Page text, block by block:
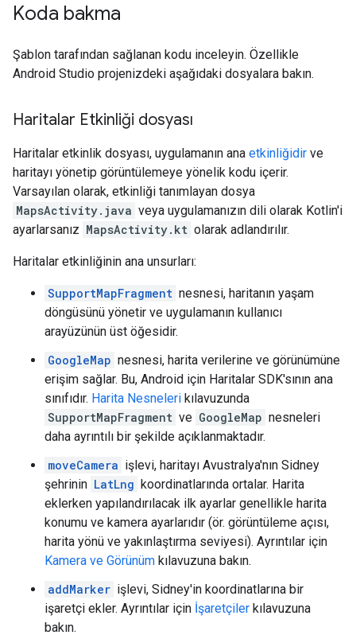
Koda bakma
Şablon tarafından sağlanan kodu inceleyin. Özellikle
Android Studio projenizdeki aşağıdaki dosyalara bakın.
Haritalar Etkinliği dosyası
Haritalar etkinlik dosyası, uygulamanın ana etkinliğidir ve
haritayı yönetip görüntülemeye yönelik kodu içerir.
Varsayılan olarak, etkinliği tanımlayan dosya
MapsActivity.java veya uygulamanızın dili olarak Kotlin'i
ayarlarsanız MapsActivity.kt olarak adlandırılır.
Haritalar etkinliğinin ana unsurları:
SupportMapFragment nesnesi, haritanın yaşam
döngüsünü yönetir ve uygulamanın kullanıcı
arayüzünün üst öğesidir.
GoogleMap nesnesi, harita verilerine ve görünümüne
erişim sağlar. Bu, Android için Haritalar SDK'sının ana
sınıfıdır. Harita Nesneleri kılavuzunda
SupportMapFragment ve GoogleMap nesneleri
daha ayrıntılı bir şekilde açıklanmaktadır.
moveCamera işlevi, haritayı Avustralya'nın Sidney
şehrinin LatLng koordinatlarında ortalar. Harita
eklerken yapılandırılacak ilk ayarlar genellikle harita
konumu ve kamera ayarlarıdır (ör. görüntüleme açısı,
harita yönü ve yakınlaştırma seviyesi). Ayrıntılar için
Kamera ve Görünüm kılavuzuna bakın.
addMarker işlevi, Sidney'in koordinatlarına bir
işaretçi ekler. Ayrıntılar için İşaretçiler kılavuzuna
bakın.